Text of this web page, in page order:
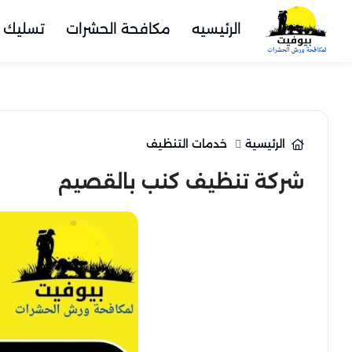
الرئيسيه مكافحة الحشرات
الرئيسية خدمات التنظيف
شركة تنظيف كنب بالقصيم